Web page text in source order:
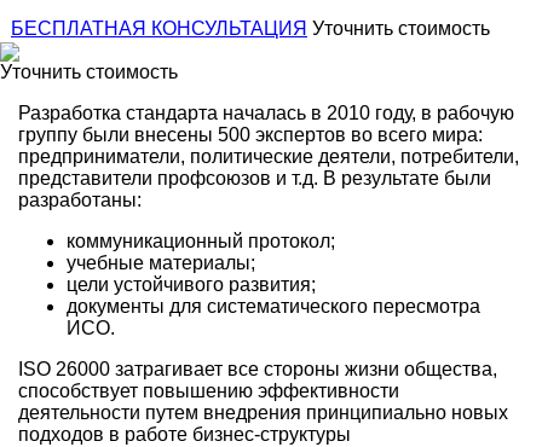
БЕСПЛАТНАЯ КОНСУЛЬТАЦИЯ Уточнить стоимость
Уточнить стоимость
Разработка стандарта началась в 2010 году, в рабочую
группу были внесены 500 экспертов во всего мира:
предприниматели, политические деятели, потребители,
представители профсоюзов и т.д. В результате были
разработаны:
коммуникационный протокол;
учебные материалы;
цели устойчивого развития;
документы для систематического пересмотра
ИСО.
ISO 26000 затрагивает все стороны жизни общества,
способствует повышению эффективности
деятельности путем внедрения принципиально новых
подходов в работе бизнес-структуры